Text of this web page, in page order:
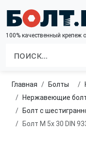
100% качественный крепеж
Главная болты
нержавеющие
Болт с шестигранной головкой, полная
Болт М 5х 30 DIN